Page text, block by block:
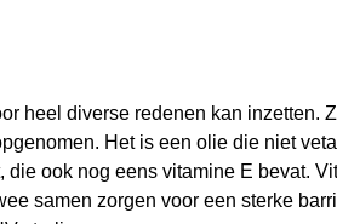
heel diverse redenen kan inzetten.
Het is een olie die niet
die ook nog eens vitamine E bevat.
samen zorgen voor een sterke